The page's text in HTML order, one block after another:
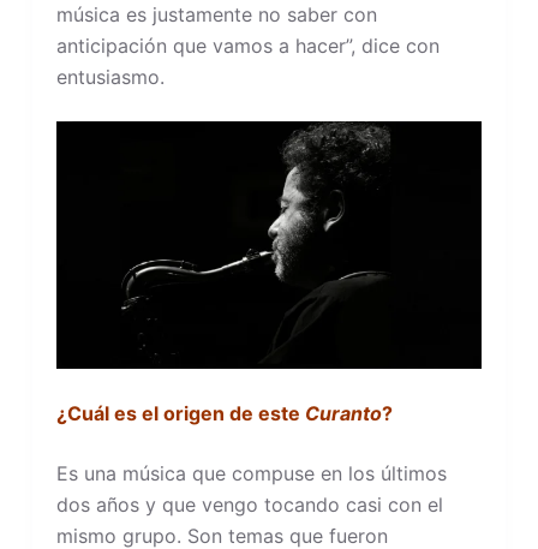
música es justamente no saber con
anticipación que vamos a hacer”, dice con
entusiasmo.
¿Cuál es el origen de este Curanto?
Es una música que compuse en los últimos
dos años y que vengo tocando casi con el
mismo grupo. Son temas que fueron